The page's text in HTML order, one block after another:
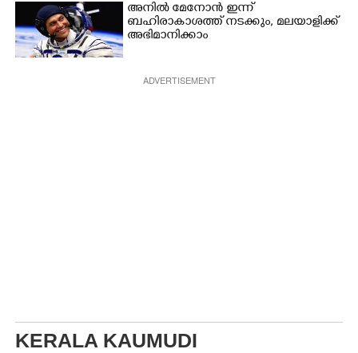
അനിൽ മേനോൻ ഇന്ന്
ബഹിരാകാശത്ത് നടക്കും, മലയാളിക്ക്
അഭിമാനിക്കാം
ADVERTISEMENT
KERALA KAUMUDI